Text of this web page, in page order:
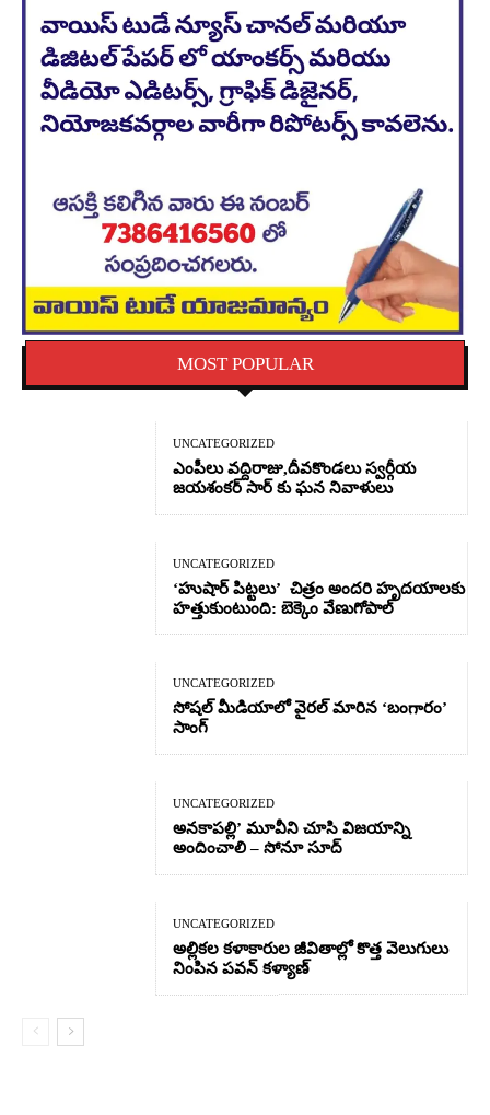
MOST POPULAR
UNCATEGORIZED
ఎంపీలు వద్దిరాజు,దీవకొండలు స్వర్గీయ
జయశంకర్ సార్ కు ఘన నివాళులు
UNCATEGORIZED
‘హుషార్‌ పిట్టలు’ చిత్రం అందరి హృదయాలకు
హత్తుకుంటుంది: బెక్కెం వేణుగోపాల్‌
UNCATEGORIZED
సోషల్ మీడియాలో వైరల్ మారిన ‘బంగారం’
సాంగ్
UNCATEGORIZED
అనకాపల్లి’ మూవీని చూసి విజయాన్ని
అందించాలి – సోనూ సూద్
UNCATEGORIZED
అల్లికల కళాకారుల జీవితాల్లో కొత్త వెలుగులు
నింపిన పవన్ కళ్యాణ్